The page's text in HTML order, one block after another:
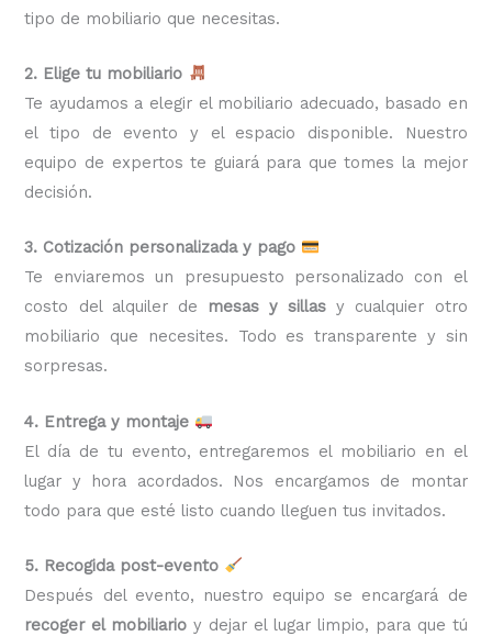
tipo de mobiliario que necesitas.
2. Elige tu mobiliario
Te ayudamos a elegir el mobiliario adecuado, basado en
el tipo de evento y el espacio disponible. Nuestro
equipo de expertos te guiará para que tomes la mejor
decisión.
3. Cotización personalizada y pago
Te enviaremos un presupuesto personalizado con el
costo del alquiler de
mesas y sillas y cualquier otro
mobiliario que necesites. Todo es transparente y sin
sorpresas.
4. Entrega y montaje
El día de tu evento, entregaremos el mobiliario en el
lugar y hora acordados. Nos encargamos de montar
todo para que esté listo cuando lleguen tus invitados.
5. Recogida post-evento
Después del evento, nuestro equipo se encargará de
recoger el mobiliario y dejar el lugar limpio, para que tú